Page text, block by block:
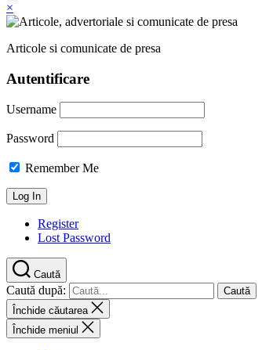
×
Articole si comunicate de presa
Autentificare
Username
Password
Remember Me
Register
Lost Password
Caută
Caută după:
Închide căutarea
Închide meniul